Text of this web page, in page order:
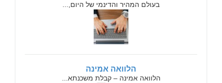
בעולם המהיר והדינמי של היום,...
הלוואה אמינה
הלוואה אמינה – קבלת משכנתא...